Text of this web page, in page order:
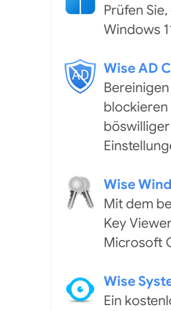
Prüfen
Windows
Wise AD
blockieren
Wise
Mit dem
Key
Microsoft
Wise
Ein